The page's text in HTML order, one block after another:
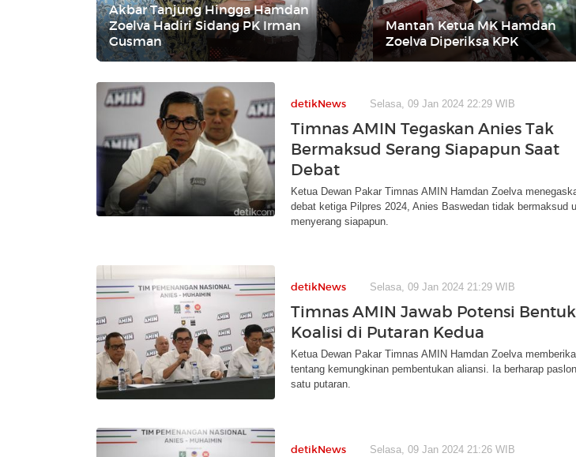
Akbar Tanjung Hingga Hamdan
Zoelva Hadiri Sidang PK Irman
Gusman
Mantan Ketua MK Hamdan
Zoelva Diperiksa KPK
detikNews Selasa, 09 Jan 2024 22:29 WIB
Timnas AMIN Tegaskan Anies Tak
Bermaksud Serang Siapapun Saat
Debat
Ketua Dewan Pakar Timnas AMIN Hamdan Zoelva
debat ketiga Pilpres 2024, Anies Baswedan tidak bermaksud
menyerang siapapun.
detikNews Selasa, 09 Jan 2024 21:29 WIB
Timnas AMIN Jawab Potensi Bentuk
Koalisi di Putaran Kedua
Ketua Dewan Pakar Timnas AMIN Hamdan Zoelva
tentang kemungkinan pembentukan aliansi. Ia berharap
satu putaran.
detikNews Selasa, 09 Jan 2024 21:26 WIB